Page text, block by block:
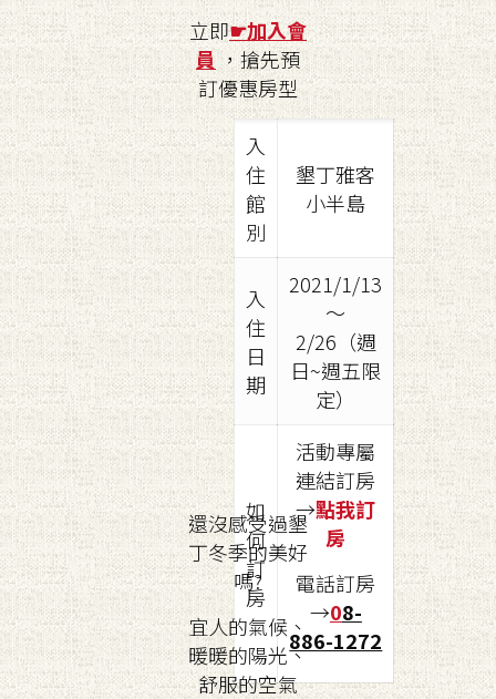
立即☛加入會
員，搶先預
訂優惠房型
入
住
館
別
墾丁雅客
小半島
入
住
日
期
2021/1/13
～
2/26（週
日~週五限
定）
如
何
訂
房
活動專屬
連結訂房
→點我訂
房
電話訂房
→08-
886-1272
還沒感受過墾
丁冬季的美好
嗎?
宜人的氣候、
暖暖的陽光、
舒服的空氣